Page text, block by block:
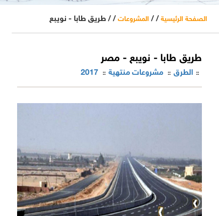
الصفحة الرئيسية / / المشروعات / / طريق طابا - نويبع
طريق طابا - نويبع - مصر
2017 :: مشروعات منتهية:: الطرق ::